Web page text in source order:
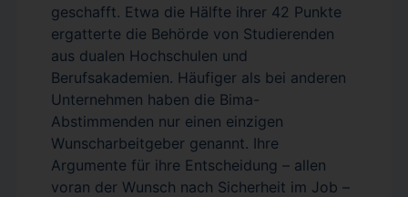
geschafft. Etwa die Hälfte ihrer 42 Punkte
ergatterte die Behörde von Studierenden
aus dualen Hochschulen und
Berufsakademien. Häufiger als bei anderen
Unternehmen haben die Bima-
Abstimmenden nur einen einzigen
Wunscharbeitgeber genannt. Ihre
Argumente für ihre Entscheidung – allen
voran der Wunsch nach Sicherheit im Job –